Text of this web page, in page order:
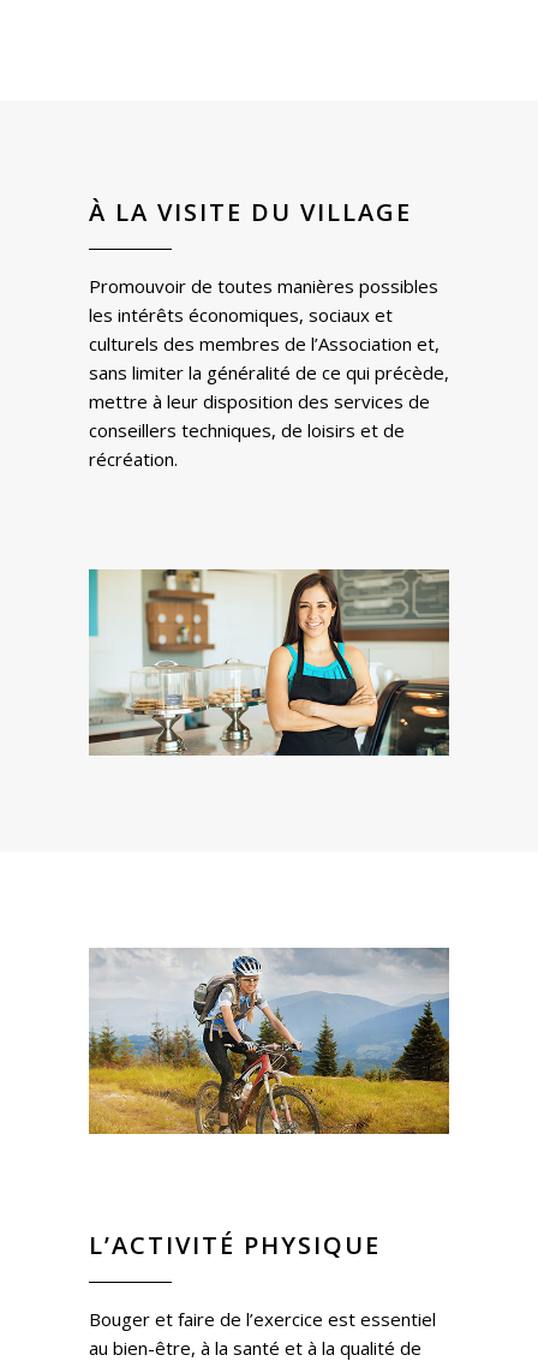
À LA VISITE DU VILLAGE
Promouvoir de toutes manières possibles
les intérêts économiques, sociaux et
culturels des membres de l’Association et,
sans limiter la généralité de ce qui précède,
mettre à leur disposition des services de
conseillers techniques, de loisirs et de
récréation.
L’ACTIVITÉ PHYSIQUE
Bouger et faire de l’exercice est essentiel
au bien-être, à la santé et à la qualité de